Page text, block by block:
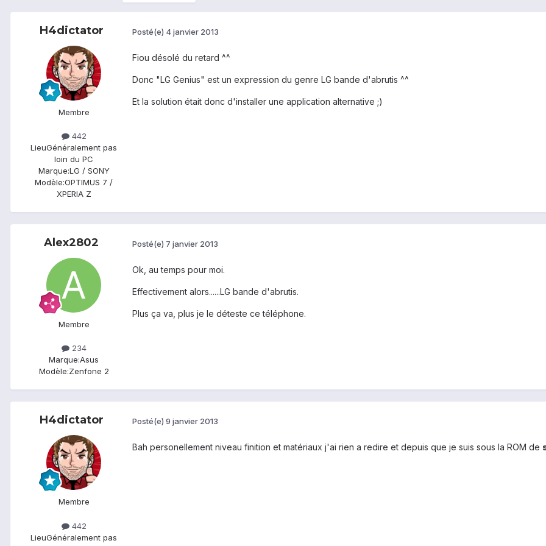
H4dictator
Membre
442
LieuGénéralement pas
loin du PC
Marque:LG / SONY
Modèle:OPTIMUS 7 /
XPERIA Z
Posté(e) 4 janvier 2013
Fiou désolé du retard ^^
Donc "LG Genius" est un expression du genre LG bande d'abrutis ^^
Et la solution était donc d'installer une application alternative ;)
Alex2802
Membre
234
Marque:Asus
Modèle:Zenfone 2
Posté(e) 7 janvier 2013
Ok, au temps pour moi.
Effectivement alors......LG bande d'abrutis.
Plus ça va, plus je le déteste ce téléphone.
H4dictator
Membre
442
LieuGénéralement pas
Posté(e) 9 janvier 2013
Bah personellement niveau finition et matériaux j'ai rien a redire et depuis que je suis sous la ROM de